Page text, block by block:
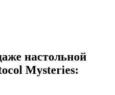
настольной
Mysteries: